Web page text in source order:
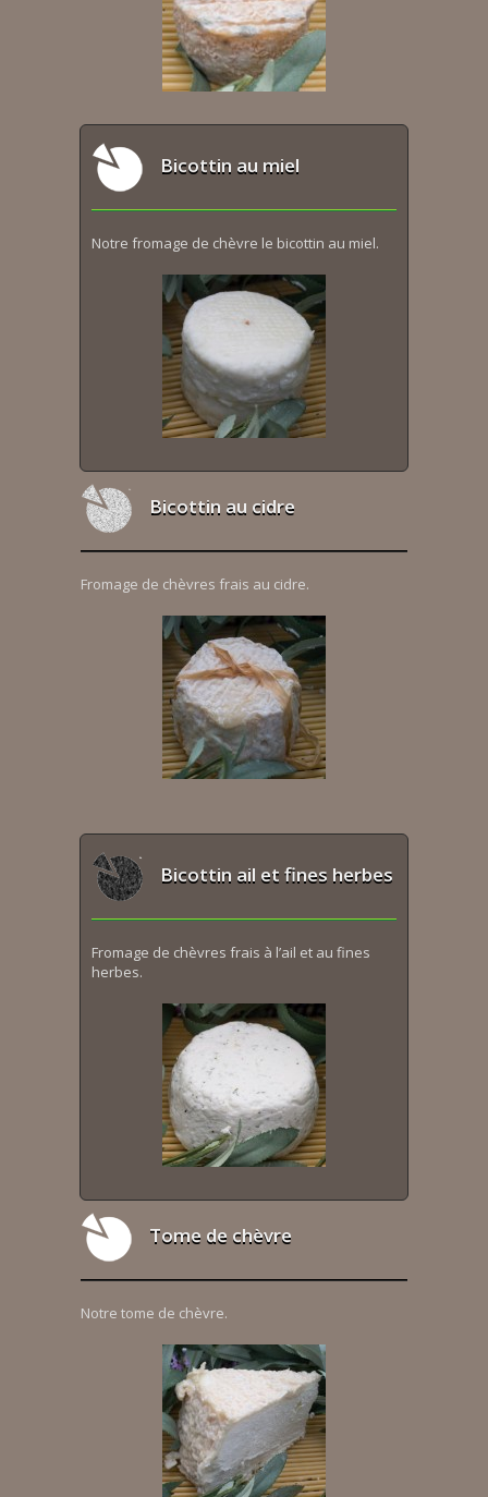
Bicottin au miel
Notre fromage de chèvre le bicottin au miel.
Bicottin au cidre
Fromage de chèvres frais au cidre.
Bicottin ail et fines herbes
Fromage de chèvres frais à l’ail et au fines
herbes.
Tome de chèvre
Notre tome de chèvre.